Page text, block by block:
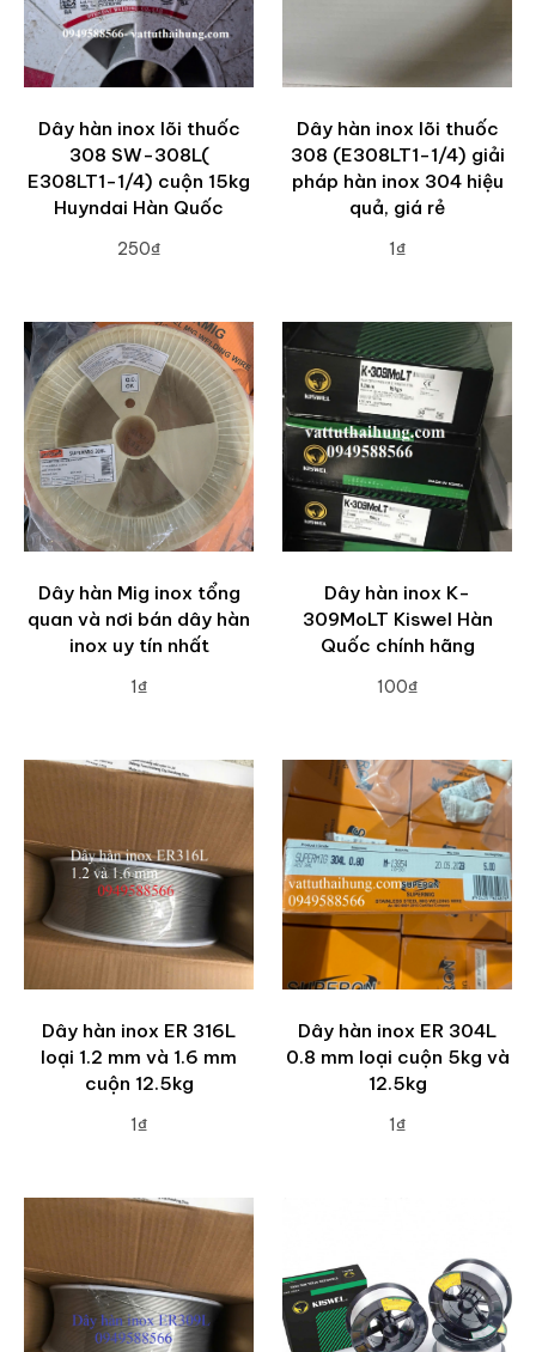
Dây hàn inox lõi thuốc
308 SW-308L(
E308LT1-1/4) cuộn 15kg
Huyndai Hàn Quốc
250₫
Dây hàn inox lõi thuốc
308 (E308LT1-1/4) giải
pháp hàn inox 304 hiệu
quả, giá rẻ
1₫
Dây hàn Mig inox tổng
quan và nơi bán dây hàn
inox uy tín nhất
1₫
Dây hàn inox K-
309MoLT Kiswel Hàn
Quốc chính hãng
100₫
Dây hàn inox ER 316L
loại 1.2 mm và 1.6 mm
cuộn 12.5kg
1₫
Dây hàn inox ER 304L
0.8 mm loại cuộn 5kg và
12.5kg
1₫